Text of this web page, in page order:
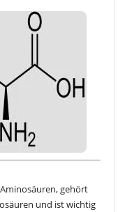
gehört
und ist wichtig